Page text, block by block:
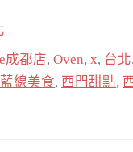
成都店, Oven, x, 台北,
藍線美食, 西門甜點,